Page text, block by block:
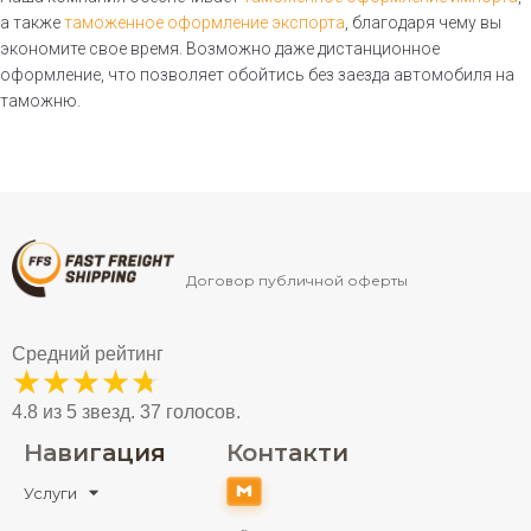
Перевозка сборных грузов
Транспортировка кабеля
Перевозка спецтехники
а такжетаможенное оформление экспорта , благодаря чему вы
экономите свое время. Возможно даже дистанционное
оформление, что позволяет обойтись без заезда автомобиля на
таможню.
Договор публичной оферты
Средний рейтинг
★★★★★
4.8 из 5 звезд. 37 голосов.
Навигация
Услуги
Контакти